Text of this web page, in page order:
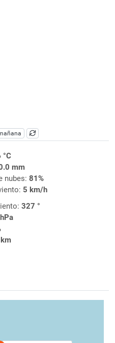
°C
mm
nubes: 81%
5 km/h
327 °